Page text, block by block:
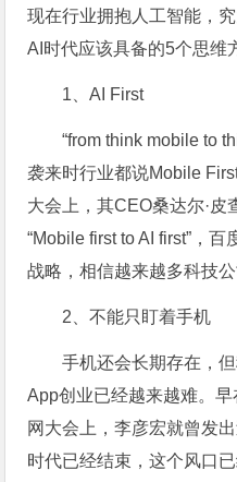
现在行业拥抱人工智能，
AI时代应该具备的5个思维
1、AI First
“from think mobile to
袭来时行业都说Mobile
大会上，其CEO桑达尔·皮
“Mobile first to AI first”，
战略，相信越来越多科技
2、不能只盯着手机
手机还会长期存在，
App创业已经越来越难。
网大会上，李彦宏就曾发
时代已经结束，这个风口